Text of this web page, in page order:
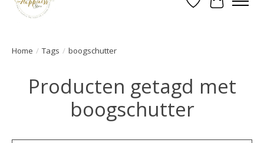
Verlanglijst
Home / Tags / boogschutter
Producten getagd met
boogschutter